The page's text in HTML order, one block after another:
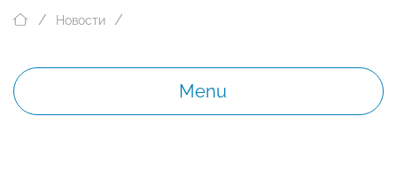
Новости
Menu